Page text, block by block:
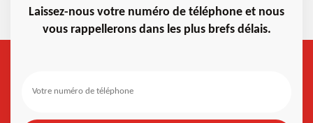
Laissez-nous votre numéro de téléphone et nous
vous rappellerons dans les plus brefs délais.